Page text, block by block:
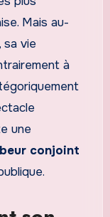
Mais au-
sa vie
à
une
conjoint